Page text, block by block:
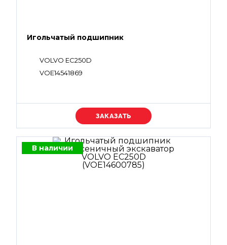
Игольчатый подшипник
VOLVO EC250D
VOE14541869
Уточняйте цену
В наличии